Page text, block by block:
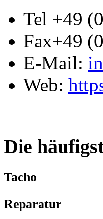
Tel +49
Fax+49
E-Mail:
Web:
Die
Tacho
Reparatur